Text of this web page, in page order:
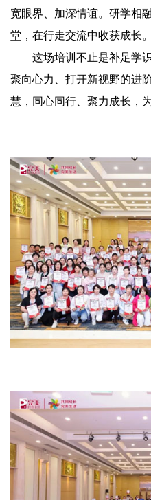
宽眼界、加深情谊。研学相
堂，在行走交流中收获成长。
这场培训不止是补足学识
聚向心力、打开新视野的进
慧，同心同行、聚力成长，